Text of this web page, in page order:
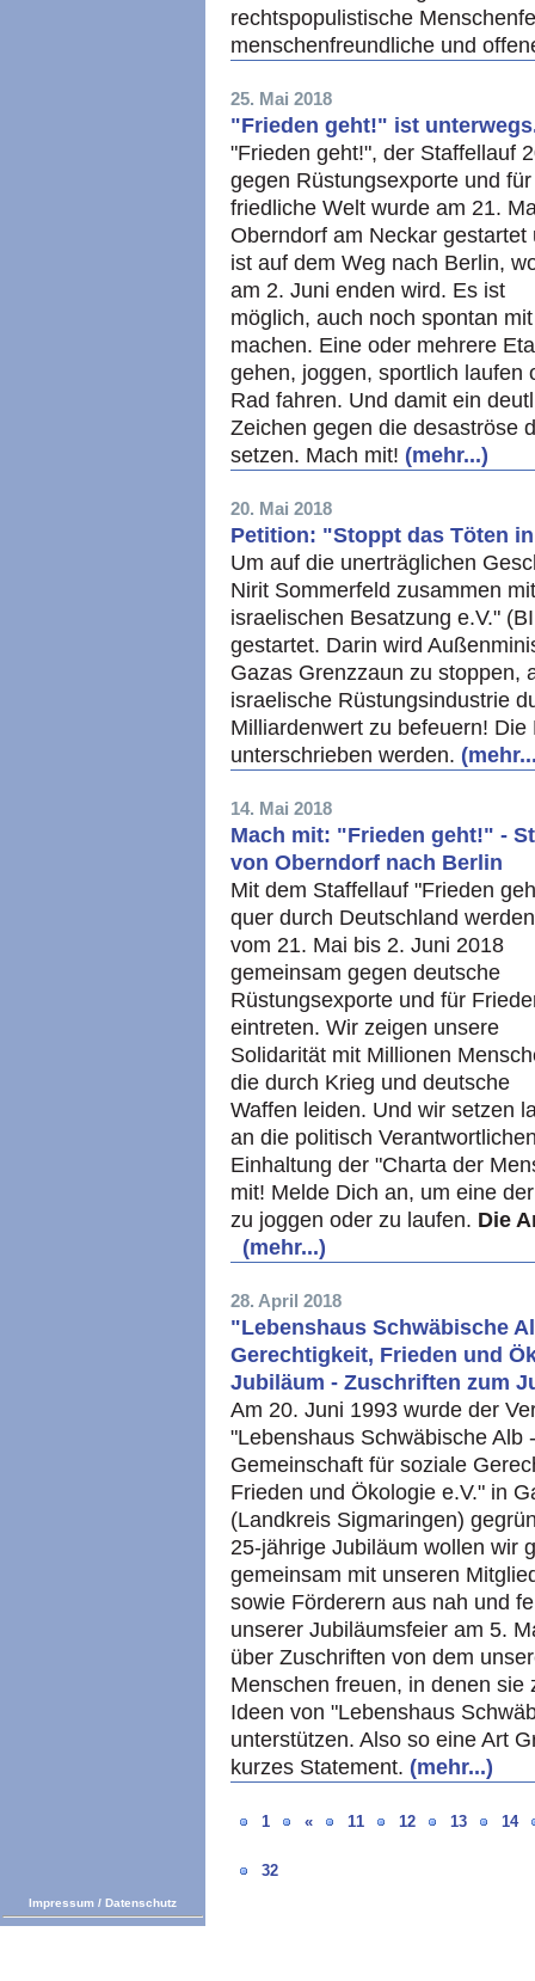
rechtspopulistische
menschenfreundliche und
25. Mai 2018
"Frieden geht!" ist
"Frieden geht!", der Staffellauf
gegen Rüstungsexporte und
friedliche Welt wurde am 21.
Oberndorf am Neckar gestartet
ist auf dem Weg nach Berlin,
am 2. Juni enden wird. Es ist
möglich, auch noch spontan
machen. Eine oder mehrere
gehen, joggen, sportlich laufen
Rad fahren. Und damit ein
Zeichen gegen die desaströse
setzen. Mach mit! (mehr...)
20. Mai 2018
Petition: "Stoppt das Töten
Um auf die unerträglichen
Nirit Sommerfeld zusammen
israelischen Besatzung e.V."
gestartet. Darin wird
Gazas Grenzzaun zu stoppen,
israelische Rüstungsindustrie
Milliardenwert zu befeuern!
unterschrieben werden.
14. Mai 2018
Mach mit: "Frieden geht!" -
von Oberndorf nach Berlin
Mit dem Staffellauf "Frieden
quer durch Deutschland
vom 21. Mai bis 2. Juni 2018
gemeinsam gegen deutsche
Rüstungsexporte und für
eintreten. Wir zeigen unsere
Solidarität mit Millionen
die durch Krieg und deutsche
Waffen leiden. Und wir setzen
an die politisch
Einhaltung der "Charta der
mit! Melde Dich an, um eine
zu joggen oder zu laufen. Die
(mehr...)
28. April 2018
"Lebenshaus Schwäbische
Gerechtigkeit, Frieden und
Jubiläum - Zuschriften zum
Am 20. Juni 1993 wurde der
"Lebenshaus Schwäbische Alb -
Gemeinschaft für soziale
Frieden und Ökologie e.V." in
(Landkreis Sigmaringen)
25-jährige Jubiläum wollen wir
gemeinsam mit unseren
sowie Förderern aus nah und
unserer Jubiläumsfeier am 5.
über Zuschriften von dem
Menschen freuen, in denen
Ideen von "Lebenshaus
unterstützen. Also so eine Art
kurzes Statement. (mehr...)
1 « 11 12 13 14
32
Impressum / Datenschutz